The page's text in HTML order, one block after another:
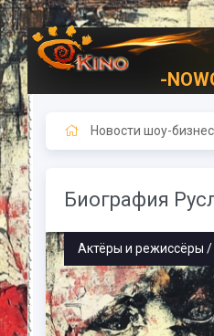
-
Новости шоу-
Биография
Актёры и режиссёры